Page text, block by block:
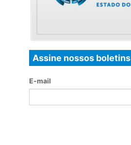
Assine nossos boletins
E-mail